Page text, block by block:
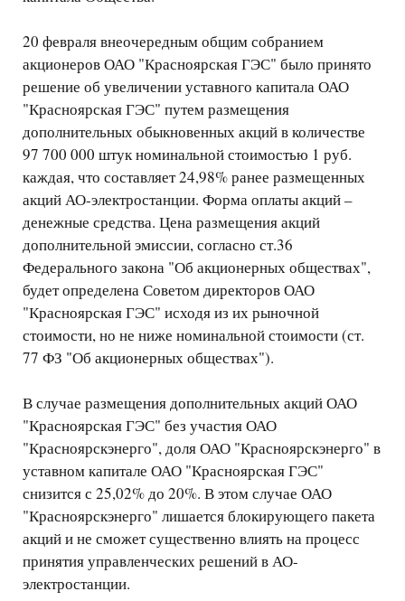
20 февраля внеочередным общим собранием
акционеров ОАО "Красноярская ГЭС" было принято
решение об увеличении уставного капитала ОАО
"Красноярская ГЭС" путем размещения
дополнительных обыкновенных акций в количестве
97 700 000 штук номинальной стоимостью 1 руб.
каждая, что составляет 24,98% ранее размещенных
акций АО-электростанции. Форма оплаты акций –
денежные средства. Цена размещения акций
дополнительной эмиссии, согласно ст.36
Федерального закона "Об акционерных обществах",
будет определена Советом директоров ОАО
"Красноярская ГЭС" исходя из их рыночной
стоимости, но не ниже номинальной стоимости (ст.
77 ФЗ "Об акционерных обществах").
В случае размещения дополнительных акций ОАО
"Красноярская ГЭС" без участия ОАО
"Красноярскэнерго", доля ОАО "Красноярскэнерго" в
уставном капитале ОАО "Красноярская ГЭС"
снизится с 25,02% до 20%. В этом случае ОАО
"Красноярскэнерго" лишается блокирующего пакета
акций и не сможет существенно влиять на процесс
принятия управленческих решений в АО-
электростанции.